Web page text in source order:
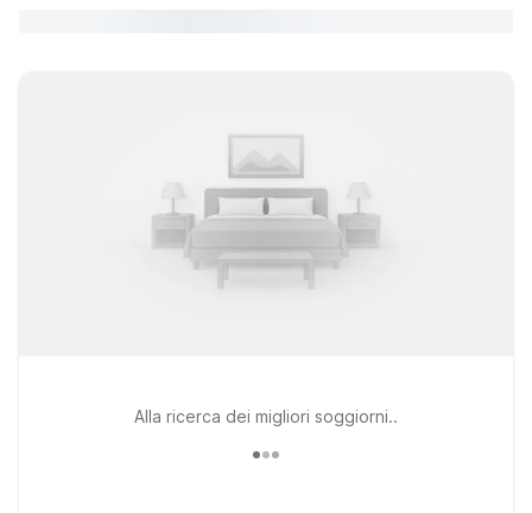
Alla ricerca dei migliori soggiorni..